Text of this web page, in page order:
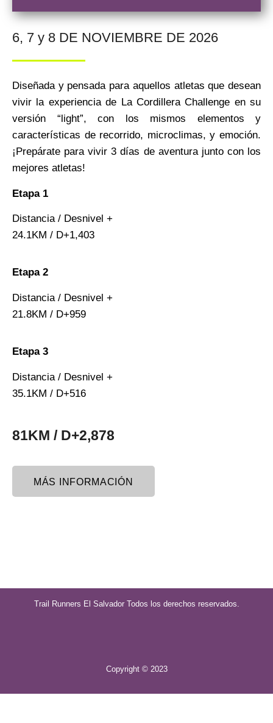
6, 7 y 8 DE NOVIEMBRE DE 2026
Diseñada y pensada para aquellos atletas que desean
vivir la experiencia de La Cordillera Challenge en su
versión “light”, con los mismos elementos y
características de recorrido, microclimas, y emoción.
¡Prepárate para vivir 3 días de aventura junto con los
mejores atletas!
Etapa 1
Distancia / Desnivel +
24.1KM / D+1,403
Etapa 2
Distancia / Desnivel +
21.8KM / D+959
Etapa 3
Distancia / Desnivel +
35.1KM / D+516
81KM / D+2,878
MÁS INFORMACIÓN
Trail Runners El SalvadorTodos los derechos reservados.
Copyright © 2023